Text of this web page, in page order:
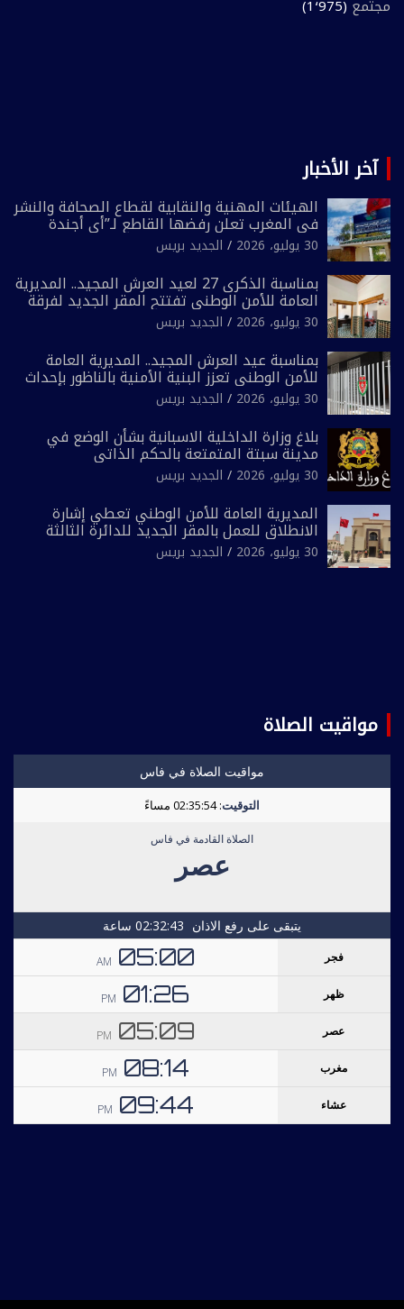
مجتمع (1٬975)
آخر الأخبار
الهيئات المهنية والنقابية لقطاع الصحافة والنشر
في المغرب تعلن رفضها القاطع لـ”أي أجندة
انتخابية مُعدة على مقاس سياسي ومصلحي
ضيق”
30 يوليو، 2026 الجديد بريس
بمناسبة الذكرى 27 لعيد العرش المجيد.. المديرية
العامة للأمن الوطني تفتتح المقر الجديد لفرقة
الشرطة السياحية بفاس
30 يوليو، 2026 الجديد بريس
بمناسبة عيد العرش المجيد.. المديرية العامة
للأمن الوطني تعزز البنية الأمنية بالناظور بإحداث
فرقتين جديدتين
30 يوليو، 2026 الجديد بريس
بلاغ وزارة الداخلية الاسبانية بشأن الوضع في
مدينة سبتة المتمتعة بالحكم الذاتي
30 يوليو، 2026 الجديد بريس
المديرية العامة للأمن الوطني تعطي إشارة
الانطلاق للعمل بالمقر الجديد للدائرة الثالثة
للشرطة بولاية أمن العيون
30 يوليو، 2026 الجديد بريس
مواقيت الصلاة